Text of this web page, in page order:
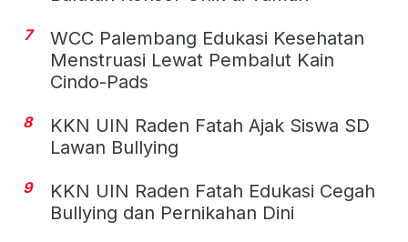
7
WCC Palembang Edukasi Kesehatan
Menstruasi Lewat Pembalut Kain
Cindo-Pads
8
KKN UIN Raden Fatah Ajak Siswa SD
Lawan Bullying
9
KKN UIN Raden Fatah Edukasi Cegah
Bullying dan Pernikahan Dini